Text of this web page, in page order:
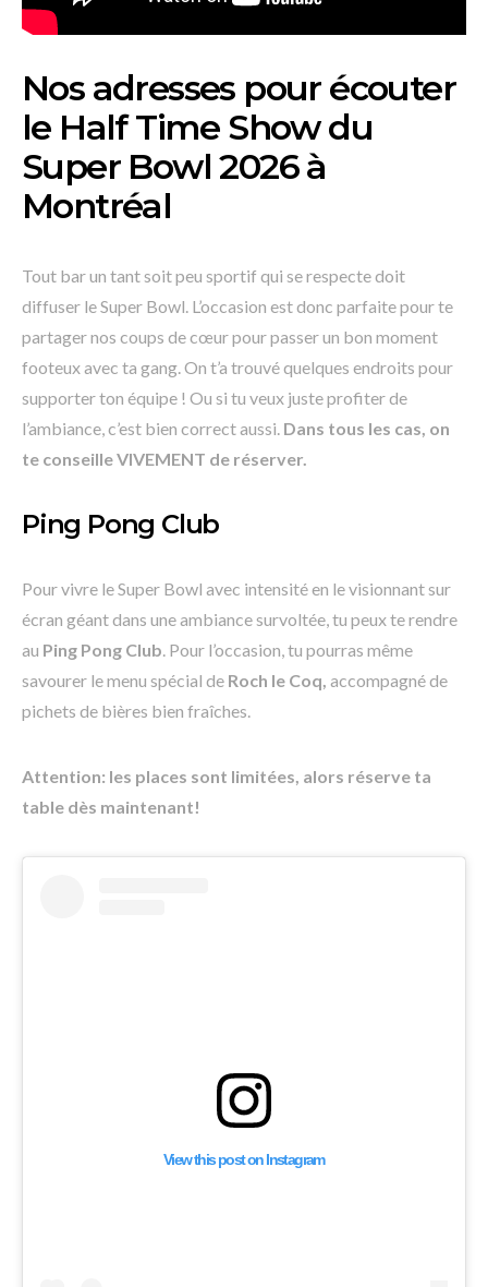
Nos adresses pour écouter
le Half Time Show du
Super Bowl 2026 à
Montréal
Tout bar un tant soit peu sportif qui se respecte doit
diffuser le Super Bowl. L’occasion est donc parfaite pour te
partager nos coups de cœur pour passer un bon moment
footeux avec ta gang. On t’a trouvé quelques endroits pour
supporter ton équipe ! Ou si tu veux juste profiter de
l’ambiance, c’est bien correct aussi. Dans tous les cas, on
te conseille VIVEMENT de réserver.
Ping Pong Club
Pour vivre le Super Bowl avec intensité en le visionnant sur
écran géant dans une ambiance survoltée, tu peux te rendre
au Ping Pong Club. Pour l’occasion, tu pourras même
savourer le menu spécial de Roch le Coq, accompagné de
pichets de bières bien fraîches.
Attention: les places sont limitées, alors réserve ta
table dès maintenant!
View this post on Instagram